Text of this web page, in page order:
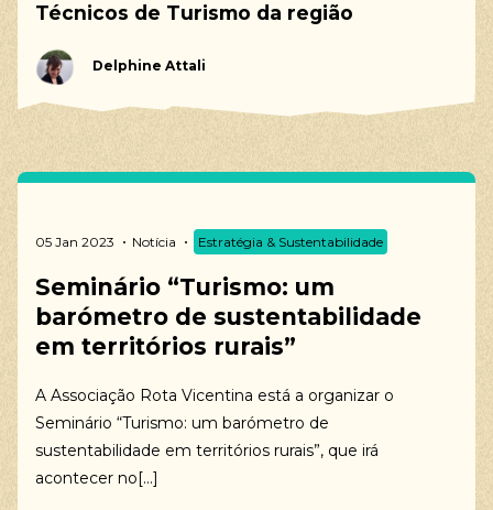
Técnicos de Turismo da região
Delphine Attali
05 Jan 2023 Notícia Estratégia & Sustentabilidade
Seminário “Turismo: um
barómetro de sustentabilidade
em territórios rurais”
A Associação Rota Vicentina está a organizar o
Seminário “Turismo: um barómetro de
sustentabilidade em territórios rurais”, que irá
acontecer no[...]